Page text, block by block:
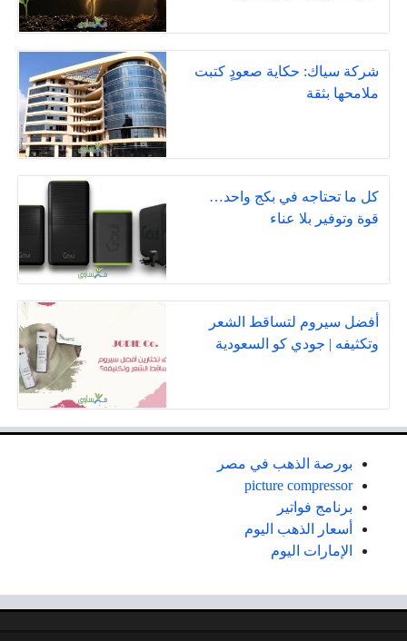
شركة سياك: حكاية صعودٍ كتبت
ملامحها بثقة
كل ما تحتاجه في بكج واحد…
قوة وتوفير بلا عناء
أفضل سيروم لتساقط الشعر
وتكثيفه | جودي كو السعودية
بورصة الذهب في مصر
picture compressor
برنامج فواتير
أسعار الذهب اليوم
الإمارات اليوم